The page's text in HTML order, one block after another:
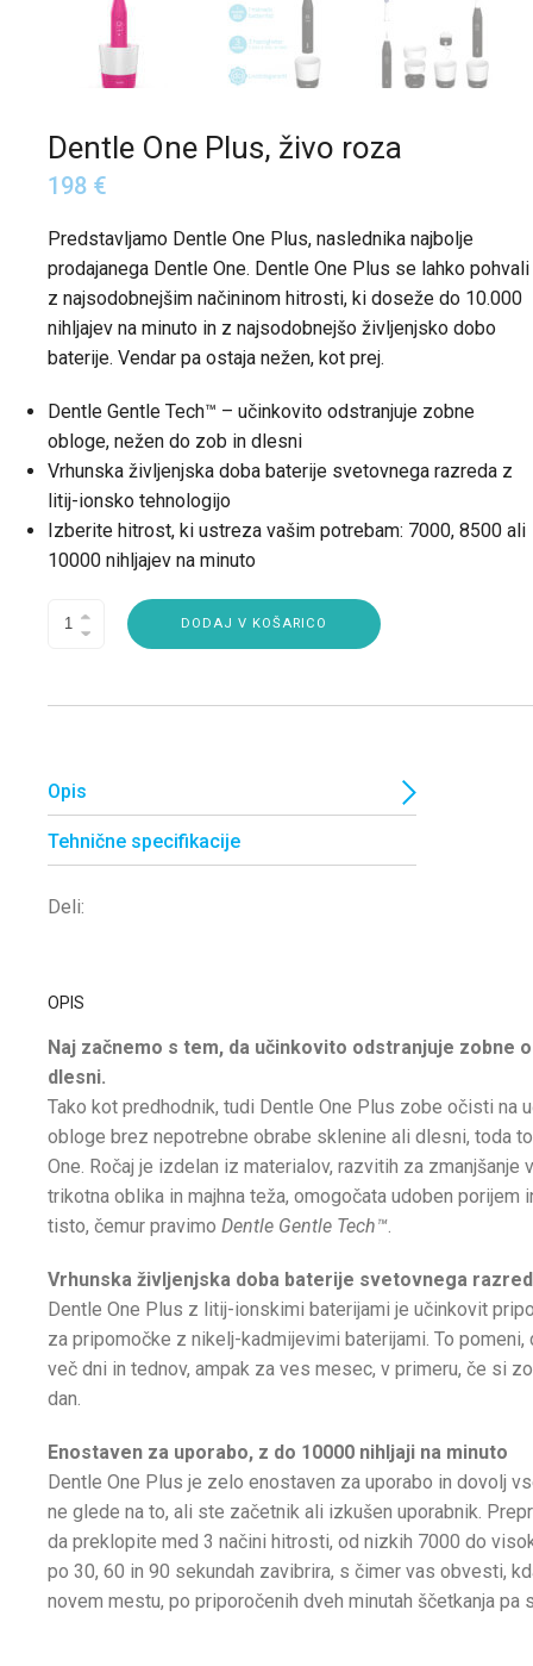
Dentle One Plus, živo roza
198 €
Predstavljamo Dentle One Plus, naslednika najbolje
prodajanega Dentle One. Dentle One Plus se lahko pohvali
z najsodobnejšim načininom hitrosti, ki doseže do 10.000
nihljajev na minuto in z najsodobnejšo življenjsko dobo
baterije. Vendar pa ostaja nežen, kot prej.
Dentle Gentle Tech™ – učinkovito odstranjuje zobne
obloge, nežen do zob in dlesni
Vrhunska življenjska doba baterije svetovnega razreda z
litij-ionsko tehnologijo
Izberite hitrost, ki ustreza vašim potrebam: 7000, 8500 ali
10000 nihljajev na minuto
DODAJ V KOŠARICO
Opis
Tehnične specifikacije
Deli:
OPIS
Naj začnemo s tem, da učinkovito odstranjuje zobne
dlesni.
Tako kot predhodnik, tudi Dentle One Plus zobe očisti na
obloge brez nepotrebne obrabe sklenine ali dlesni, toda
One. Ročaj je izdelan iz materialov, razvitih za zmanjšanje
trikotna oblika in majhna teža, omogočata udoben
tisto, čemur pravimoDentle Gentle Tech™.
Vrhunska življenjska doba baterije svetovnega
Dentle One Plus z litij-ionskimi baterijami je učinkovit
za pripomočke z nikelj-kadmijevimi baterijami. To
več dni in tednov, ampak za ves mesec, v primeru, če si
dan.
Enostaven za uporabo, z do 10000 nihljaji na minuto
Dentle One Plus je zelo enostaven za uporabo in dovolj
ne glede na to, ali ste začetnik ali izkušen uporabnik.
da preklopite med 3 načini hitrosti, od nizkih 7000 do
po 30, 60 in 90 sekundah zavibrira, s čimer vas obvesti,
novem mestu, po priporočenih dveh minutah ščetkanja pa